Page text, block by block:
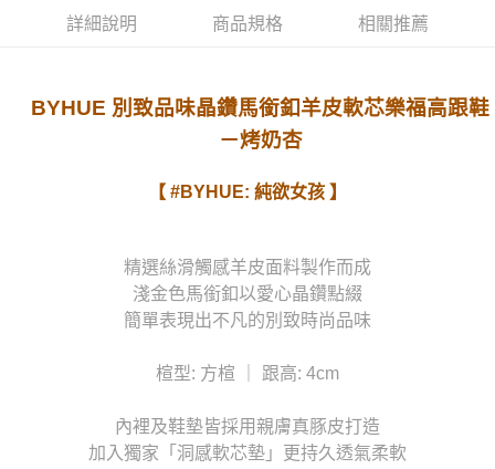
每筆NT$45
詳細說明 商品規格 相關推薦
BYHUE 別致品味晶鑽馬銜釦羊皮軟芯樂福高跟鞋
－烤奶杏
【 #BYHUE: 純欲女孩 】
精選絲滑觸感羊皮面料製作而成
淺金色馬銜釦以愛心晶鑽點綴
簡單表現出不凡的別致時尚品味
楦型: 方楦 ｜ 跟高: 4cm
內裡及鞋墊皆採用親膚真豚皮打造
加入獨家「洞感軟芯墊」更持久透氣柔軟